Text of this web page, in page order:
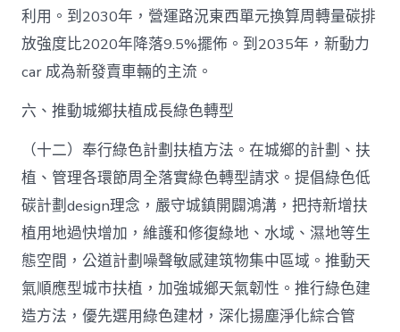
利用。到2030年，營運路況東西單元換算周轉量碳排
放強度比2020年降落9.5%擺佈。到2035年，新動力
car 成為新發賣車輛的主流。
六、推動城鄉扶植成長綠色轉型
（十二）奉行綠色計劃扶植方法。在城鄉的計劃、扶
植、管理各環節周全落實綠色轉型請求。提倡綠色低
碳計劃design理念，嚴守城鎮開闢鴻溝，把持新增扶
植用地過快增加，維護和修復綠地、水域、濕地等生
態空間，公道計劃噪聲敏感建筑物集中區域。推動天
氣順應型城市扶植，加強城鄉天氣韌性。推行綠色建
造方法，優先選用綠色建材，深化揚塵淨化綜合管